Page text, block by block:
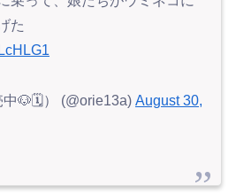
た
🐶🗓️） (@orie13a) August 30,